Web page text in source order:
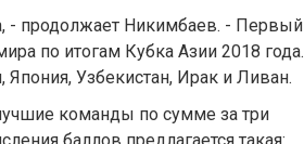
- продолжает Никимбаев. - Первый
по итогам Кубка Азии 2018 года.
Япония, Узбекистан, Ирак и Ливан.
команды по сумме за три